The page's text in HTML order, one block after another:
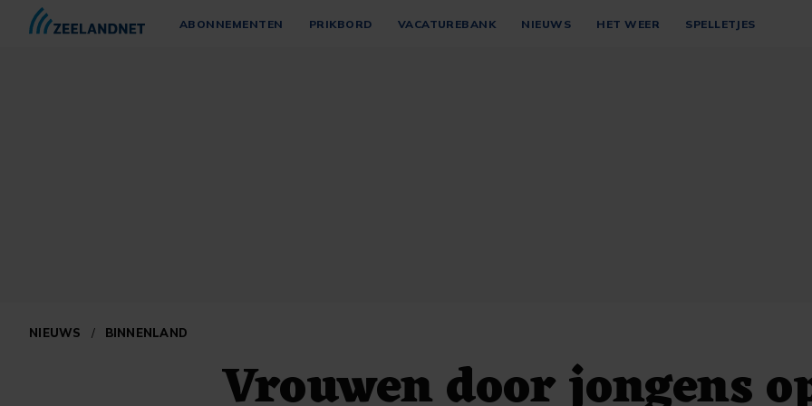
ABONNEMENTEN PRIKBORD VACATUREBANK NIEUWS HET WEER SPELLETJES
NIEUWS / BINNENLAND